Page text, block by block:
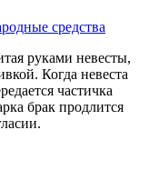
средства
руками невесты,
Когда невеста
частичка
брак продлится